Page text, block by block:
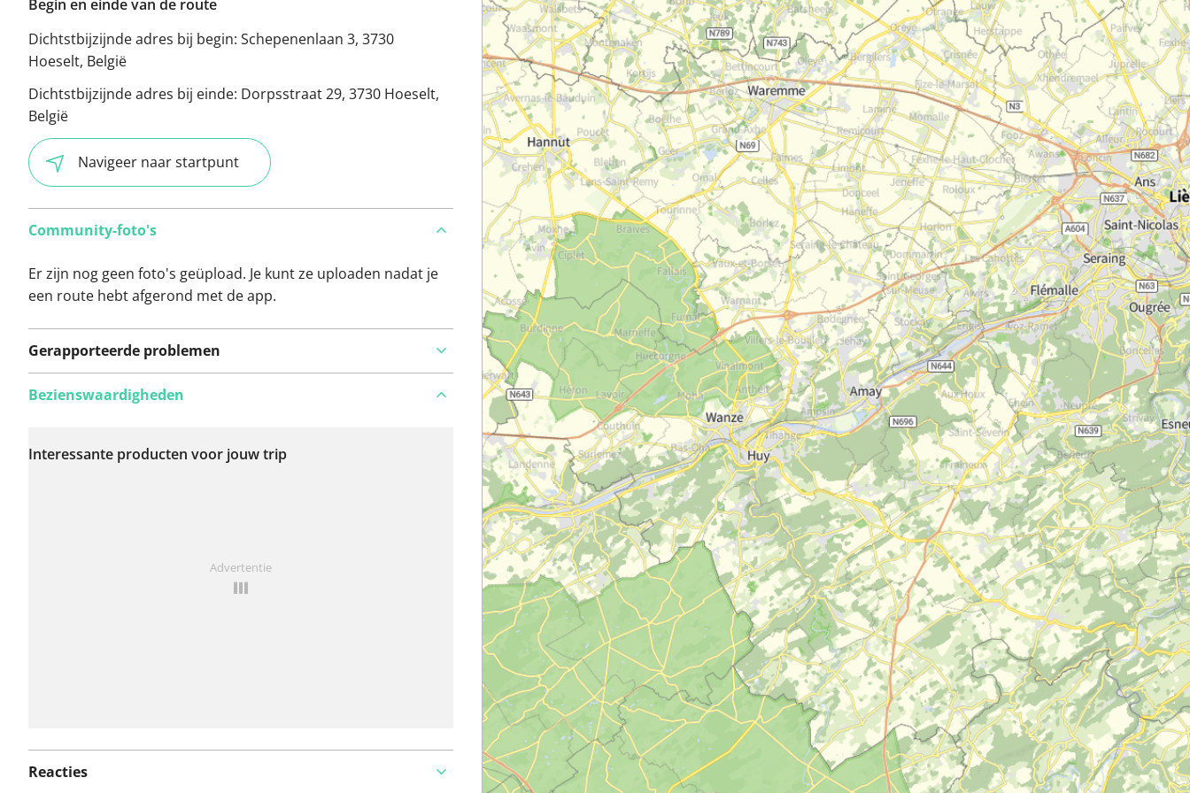
Begin en einde van de route
Dichtstbijzijnde adres bij begin: Schepenenlaan 3, 3730
Hoeselt, België
Dichtstbijzijnde adres bij einde: Dorpsstraat 29, 3730 Hoeselt,
België
Navigeer naar startpunt
Community-foto's
Er zijn nog geen foto's geüpload. Je kunt ze uploaden nadat je
een route hebt afgerond met de app.
Gerapporteerde problemen
problemen op deze
Bezienswaardigheden
Interessante producten voor jouw trip
Advertentie
Reacties